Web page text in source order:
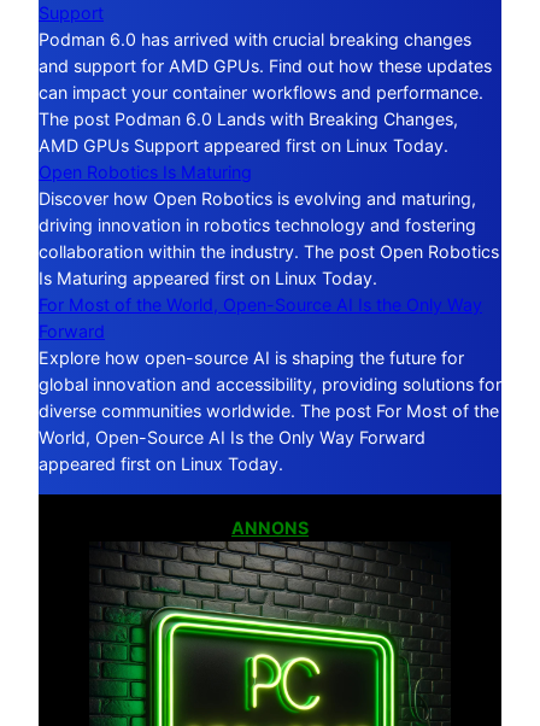
Support
Podman 6.0 has arrived with crucial breaking changes
and support for AMD GPUs. Find out how these updates
can impact your container workflows and performance.
The post Podman 6.0 Lands with Breaking Changes,
AMD GPUs Support appeared first on Linux Today.
Open Robotics Is Maturing
Discover how Open Robotics is evolving and maturing,
driving innovation in robotics technology and fostering
collaboration within the industry. The post Open Robotics
Is Maturing appeared first on Linux Today.
For Most of the World, Open-Source AI Is the Only Way
Forward
Explore how open-source AI is shaping the future for
global innovation and accessibility, providing solutions for
diverse communities worldwide. The post For Most of the
World, Open-Source AI Is the Only Way Forward
appeared first on Linux Today.
ANNONS